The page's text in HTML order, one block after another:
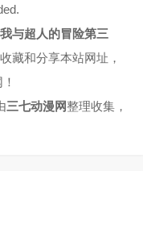
我与超人的冒险第三
藏和分享本站网址，
三七动漫网整理收集，